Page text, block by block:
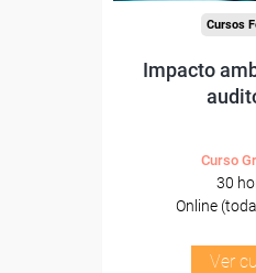
Cursos
Impacto
Curso
30
Online
Ver